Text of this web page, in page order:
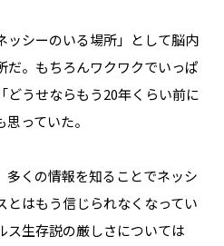
シーのいる場所」として脳内
だ。もちろんワクワクでいっぱ
どうせならもう20年くらい前に
っていた。
くの情報を知ることでネッシ
とはもう信じられなくなってい
ス生存説の厳しさについては